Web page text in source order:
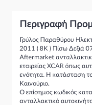
Περιγραφή
Γρύλος Παραθύρου
2011 ( 8K ) Πίσω Δεξιά
Aftermarket
εταιρείας XCAR όπως
ενότητα. Η κατάσταση
Καινούριο.
Ο επίσημος κωδικός
ανταλλακτικό